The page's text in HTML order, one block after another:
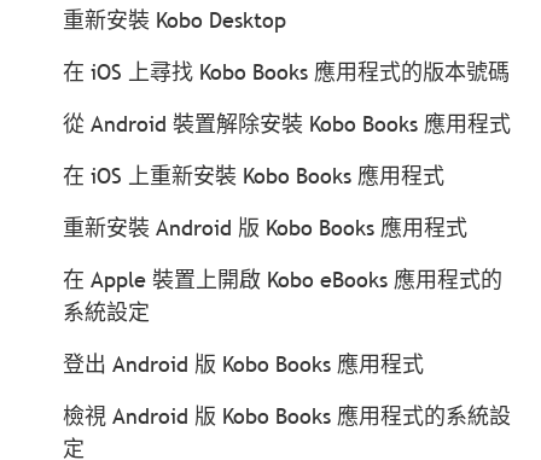
重新安裝 Kobo Desktop
在 iOS 上尋找 Kobo Books 應用程式的版本號碼
從 Android 裝置解除安裝 Kobo Books 應用程式
在 iOS 上重新安裝 Kobo Books 應用程式
重新安裝 Android 版 Kobo Books 應用程式
在 Apple 裝置上開啟 Kobo eBooks 應用程式的
系統設定
登出 Android 版 Kobo Books 應用程式
檢視 Android 版 Kobo Books 應用程式的系統設
定